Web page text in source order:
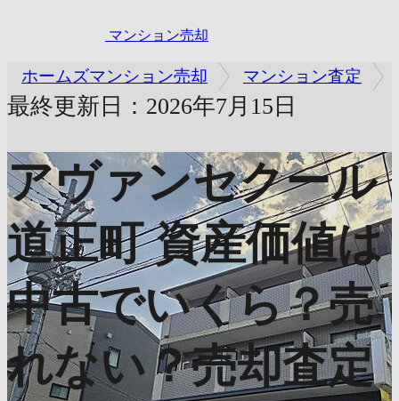
マンション売却
ホームズマンション売却 マンション査定
最終更新日：2026年7月15日
アヴァンセクール
道正町 資産価値は
中古でいくら？売
れない？売却査定